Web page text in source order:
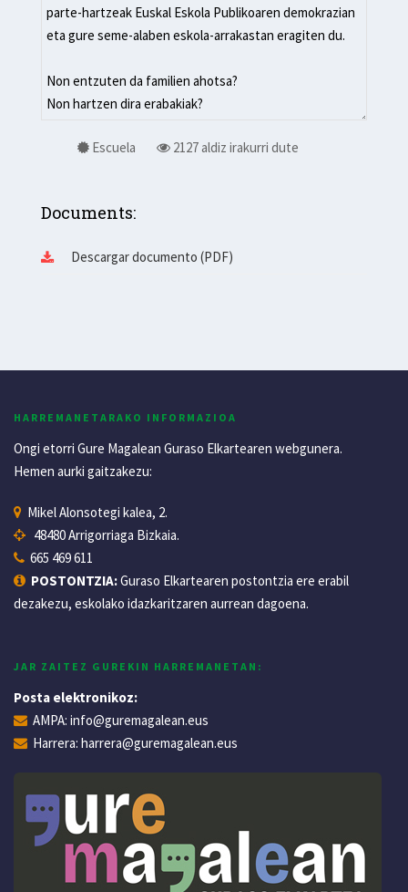
Escuela 2127 aldiz irakurri dute
Documents:
Descargar documento (PDF)
HARREMANETARAKO INFORMAZIOA
Ongi etorri Gure Magalean Guraso Elkartearen webgunera.
Hemen aurki gaitzakezu:
Mikel Alonsotegi kalea, 2.
48480 Arrigorriaga Bizkaia.
665 469 611
POSTONTZIA:Guraso Elkartearen postontzia ere erabil
dezakezu, eskolako idazkaritzaren aurrean dagoena.
JAR ZAITEZ GUREKIN HARREMANETAN:
Posta elektronikoz:
AMPA: info@guremagalean.eus
Harrera: harrera@guremagalean.eus